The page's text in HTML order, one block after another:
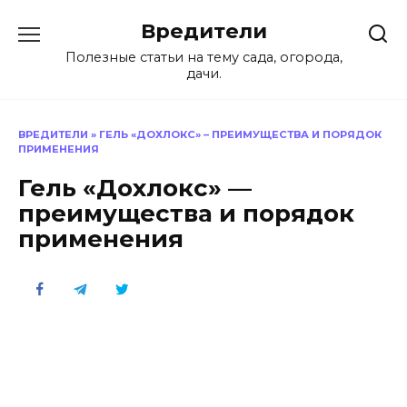
содержанию
Вредители
Полезные статьи на тему сада, огорода,
дачи.
ВРЕДИТЕЛИ » ГЕЛЬ «ДОХЛОКС» – ПРЕИМУЩЕСТВА И ПОРЯДОК
ПРИМЕНЕНИЯ
Гель «Дохлокс» —
преимущества и порядок
применения